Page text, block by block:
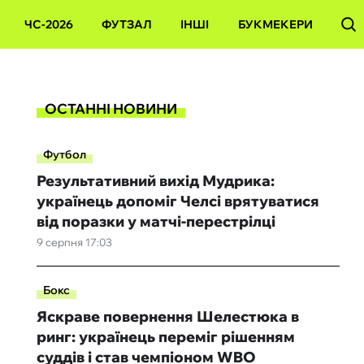
ЧС-2026 ФУТЗАЛ ІНШІ БУКМЕКЕРИ
ОСТАННІ НОВИНИ
Футбол
9 серпня 17:03
Результативний вихід Мудрика:
українець допоміг Челсі врятуватися
від поразки у матчі-перестрілці
Бокс
Яскраве повернення Шелестюка в
ринг: українець переміг рішенням
суддів і став чемпіоном WBO